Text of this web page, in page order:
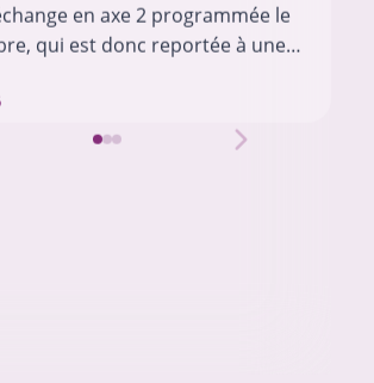
en axe 2 programmée le
qui est donc reportée à une
modalités en…